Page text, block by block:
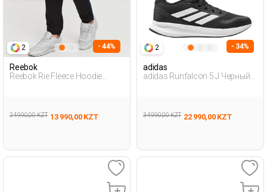
2 - 44%
Reebok
Reebok Rie Fleece Hoodie
24 990,00 KZT 13 990,00 KZT
2 - 34%
adidas
adidas Runfalcon 5 J Черный
34 990,00 KZT 22 990,00 KZT